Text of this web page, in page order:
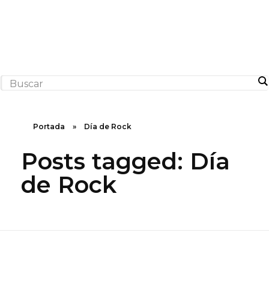
Portada » Día de Rock
Posts tagged: Día
de Rock